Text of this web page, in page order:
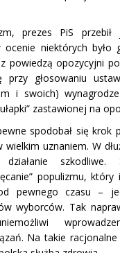
prezes PiS przebił
niektórych było
powiedzą opozycyjni
przy głosowaniu
i swoich)
zastawionej na
spodobał się krok
uznaniem. W
szkodliwe.
populizmu,
pewnego czasu –
wyborców. Tak
Na takie racjonalne